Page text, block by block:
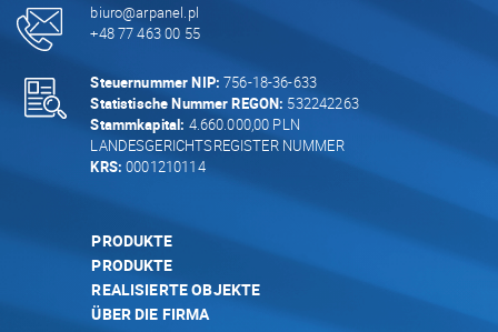
biuro@arpanel.pl
+48 77 463 00 55
Steuernummer NIP: 756-18-36-633
Statistische Nummer REGON: 532242263
Stammkapital: 4.660.000,00 PLN
LANDESGERICHTSREGISTER NUMMER
KRS: 0001210114
PRODUKTE
PRODUKTE
REALISIERTE OBJEKTE
ÜBER DIE FIRMA